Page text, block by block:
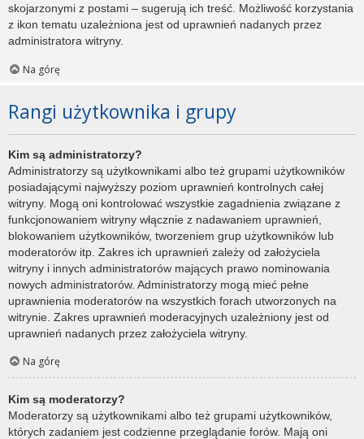
skojarzonymi z postami – sugerują ich treść. Możliwość korzystania
z ikon tematu uzależniona jest od uprawnień nadanych przez
administratora witryny.
Na górę
Rangi użytkownika i grupy
Kim są administratorzy?
Administratorzy są użytkownikami albo też grupami użytkowników
posiadającymi najwyższy poziom uprawnień kontrolnych całej
witryny. Mogą oni kontrolować wszystkie zagadnienia związane z
funkcjonowaniem witryny włącznie z nadawaniem uprawnień,
blokowaniem użytkowników, tworzeniem grup użytkowników lub
moderatorów itp. Zakres ich uprawnień zależy od założyciela
witryny i innych administratorów mających prawo nominowania
nowych administratorów. Administratorzy mogą mieć pełne
uprawnienia moderatorów na wszystkich forach utworzonych na
witrynie. Zakres uprawnień moderacyjnych uzależniony jest od
uprawnień nadanych przez założyciela witryny.
Na górę
Kim są moderatorzy?
Moderatorzy są użytkownikami albo też grupami użytkowników,
których zadaniem jest codzienne przeglądanie forów. Mają oni